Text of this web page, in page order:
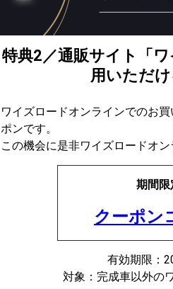
特典2／通販サイト「
用いただ
ワイズロードオンラインでのお
ポンです。
この機会に是非ワイズロードオン
期間限
クーポン
有効期限：
対象：完成車以外の